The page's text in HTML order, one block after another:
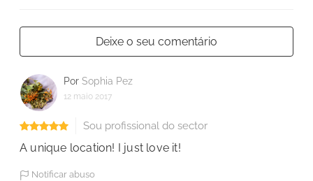
Deixe o seu comentário
Por Sophia Pez
12 maio 2017
Sou profissional do sector
A unique location! I just love it!
Notificar abuso